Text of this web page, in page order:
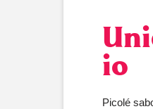
io
Picolé